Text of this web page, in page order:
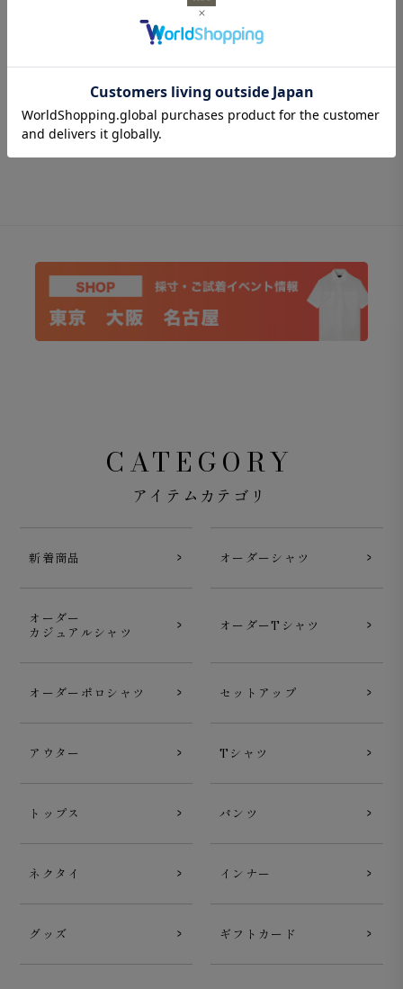
1枚でもサマになり、ジャケットを重ねればVゾーンがす
しっかり。
シンプルながらも大人っぽい印象の襟元
リブ仕様の襟元は程よく詰まっており、Tシャツよりも上
品な印象。リブには控えめに編地切り替えのデザインが入
レビューはありません。
CATEGORY
アイテムカテゴリ
新着商品 オーダーシャツ
オーダー
カジュアルシャツ
オーダーTシャツ
オーダーポロシャツ セットアップ
アウター Tシャツ
トップス パンツ
ネクタイ インナー
グッズ ギフトカード